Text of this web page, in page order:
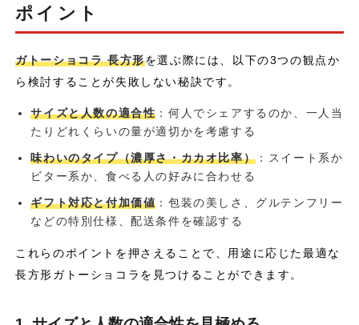
ポイント
ガトーショコラ 長方形を選ぶ際には、以下の3つの観点か
ら検討することが失敗しない秘訣です。
サイズと人数の適合性 ：何人でシェアするのか、一人当
たりどれくらいの量が適切かを考慮する
味わいのタイプ（濃厚さ・カカオ比率） ：スイート系か
ビター系か、食べる人の好みに合わせる
ギフト対応と付加価値 ：包装の美しさ、グルテンフリー
などの特別仕様、配送条件を確認する
これらのポイントを押さえることで、用途に応じた最適な
長方形ガトーショコラを見つけることができます。